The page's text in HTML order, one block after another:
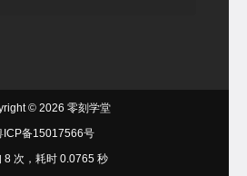
© 2026 零刻学堂
ICP备15017566号
8 次，耗时 0.0765 秒